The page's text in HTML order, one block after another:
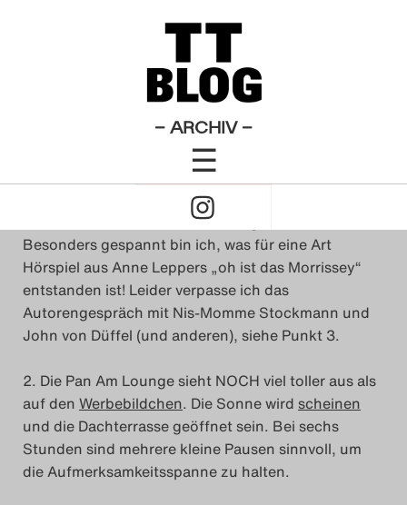
– ARCHIV –
☰
Click
to
Open
Naviagtion
2009
Das Theatertreffen-Blog
2010
Das Theatertreffen-Blog
2011
Das Theatertreffen-Blog
2012
Das Theatertreffen-Blog
2013
Das Theatertreffen-Blog
2014
3 Highlights & 1 Wunsch Theatertreffen-Blog 2013
1. Ich sehe den ersten von drei Tagen
Besonders gespannt bin ich, was für eine Art
Hörspiel aus Anne Leppers „oh ist das Morrissey“
entstanden ist! Leider verpasse ich das
Autorengespräch mit Nis-Momme Stockmann und
John von Düffel (und anderen), siehe Punkt 3.
2. Die Pan Am Lounge sieht NOCH viel toller aus als
auf den Werbebildchen. Die Sonne wird scheinen
und die Dachterrasse geöffnet sein. Bei sechs
Stunden sind mehrere kleine Pausen sinnvoll, um
die Aufmerksamkeitsspanne zu halten.